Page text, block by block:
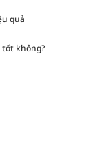
quả
tốt không?